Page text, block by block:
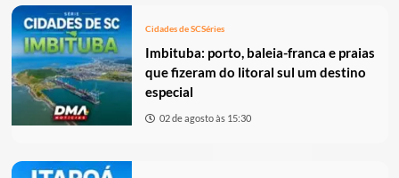
Cidades de SCSéries
Imbituba: porto, baleia-franca e praias
que fizeram do litoral sul um destino
especial
02 de agosto às 15:30